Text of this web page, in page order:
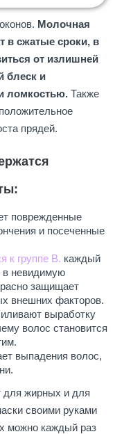
Молочная
в сжатые сроки, в
от излишней
блеск и
ломкостью.Также
прядей.
поврежденные
и посеченные
к группе В. каждый
в невидимую
защищает
внешних факторов.
выработку
волос становится
выпадения волос,
для жирных и для
своими руками
можно каждый раз